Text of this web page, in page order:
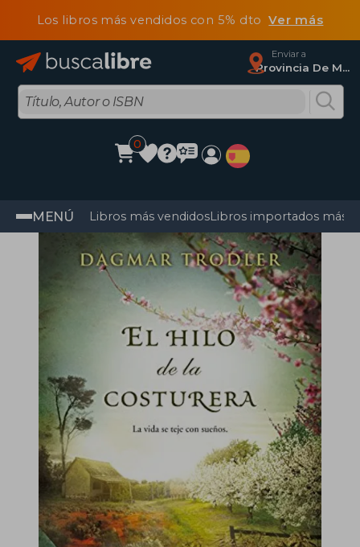
Los libros más vendidos con 5% dtoVer más
Enviar a
Provincia De Madrid
0
MENÚ Libros más vendidosLibros importados más